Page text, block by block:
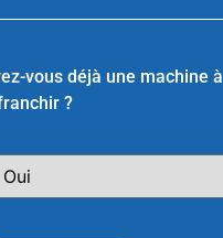
vous déjà une machine à
?